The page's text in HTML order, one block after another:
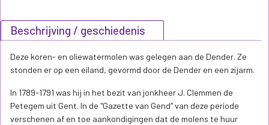
Beschrijving / geschiedenis
Deze koren- en oliewatermolen was gelegen aan de Dender. Ze
stonden er op een eiland, gevormd door de Dender en een zijarm.
In 1789-1791 was hij in het bezit van jonkheer J. Clemmen de
Petegem uit Gent. In de "Gazette van Gend" van deze periode
verschenen af en toe aankondigingen dat de molens te huur